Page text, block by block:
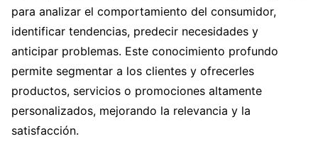
para analizar el comportamiento del consumidor,
identificar tendencias, predecir necesidades y
anticipar problemas. Este conocimiento profundo
permite segmentar a los clientes y ofrecerles
productos, servicios o promociones altamente
personalizados, mejorando la relevancia y la
satisfacción.